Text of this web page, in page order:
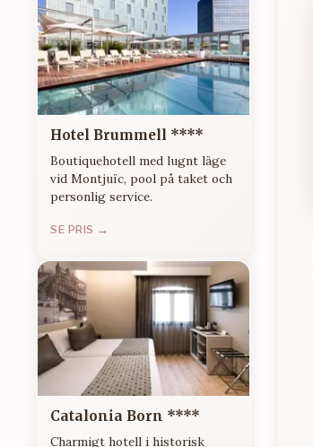
Hotel Brummell ****
Boutiquehotell med lugnt läge
vid Montjuïc, pool på taket och
personlig service.
SE PRIS →
Catalonia Born ****
Charmigt hotell i historisk